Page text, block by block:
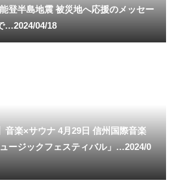
登半島地震 被災地へ応援のメッセー
…2024/04/18
音楽×サウナ 4月29日 信州国際音楽
ージックフェスティバル」…2024/0